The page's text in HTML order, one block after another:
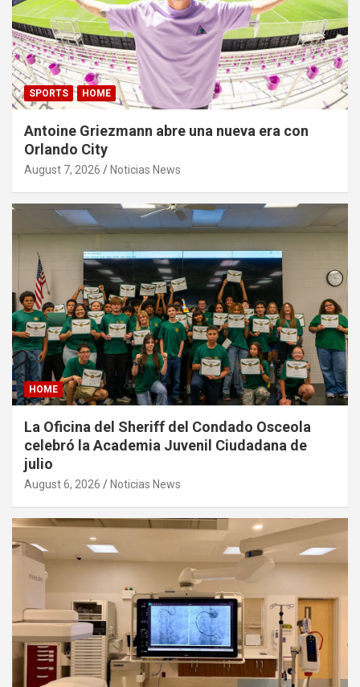
SPORTS HOME
Antoine Griezmann abre una nueva era con
Orlando City
August 7, 2026 Noticias News
HOME
La Oficina del Sheriff del Condado Osceola
celebró la Academia Juvenil Ciudadana de
julio
August 6, 2026 Noticias News